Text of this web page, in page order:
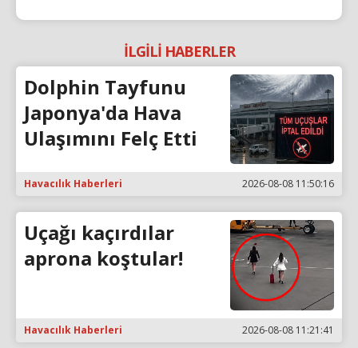
İLGİLİ HABERLER
Dolphin Tayfunu
Japonya'da Hava
Ulaşımını Felç Etti
Havacılık Haberleri 2026-08-08 11:50:16
Uçağı kaçırdılar
aprona koştular!
Havacılık Haberleri 2026-08-08 11:21:41